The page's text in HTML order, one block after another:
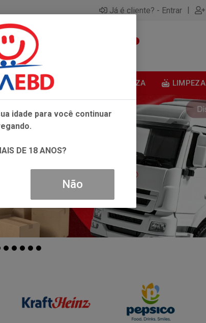
Já é cliente? - Entrar |
CONGELADOS HIGIENE E BELEZA LIMPEZA
idade para você continuar
DE 18 ANOS?
Não